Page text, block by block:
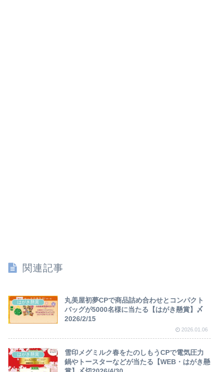
関連記事
はがき懸賞
丸美屋初夢CPで商品詰め合わせとコンパクト
バッグが5000名様に当たる【はがき懸賞】〆
2026/2/15
2026.01.06
はがき懸賞
雪印メグミルク春をたのしもうCPで電気圧力
鍋やトースターなどが当たる【WEB・はがき懸